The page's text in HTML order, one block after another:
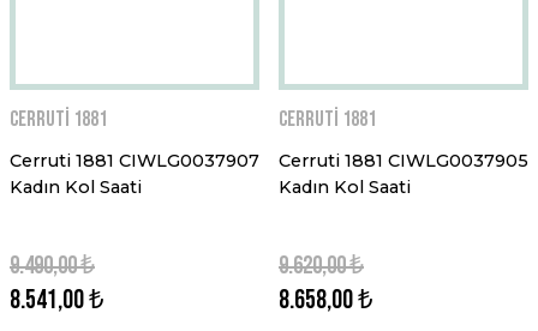
Cerruti 1881
Cerruti 1881 CIWLG0037907
Kadın Kol Saati
8.541,00 ₺
9.490,00 ₺
Cerruti 1881
Cerruti 1881 CIWLG0037905
Kadın Kol Saati
8.658,00 ₺
9.620,00 ₺